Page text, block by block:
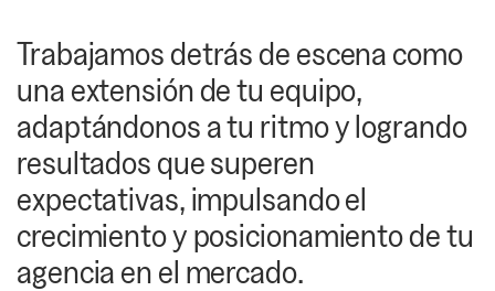
Trabajamos detrás de escena como
una extensión de tu equipo,
adaptándonos a tu ritmo y logrando
resultados que superen
expectativas, impulsando el
crecimiento y posicionamiento de tu
agencia en el mercado.